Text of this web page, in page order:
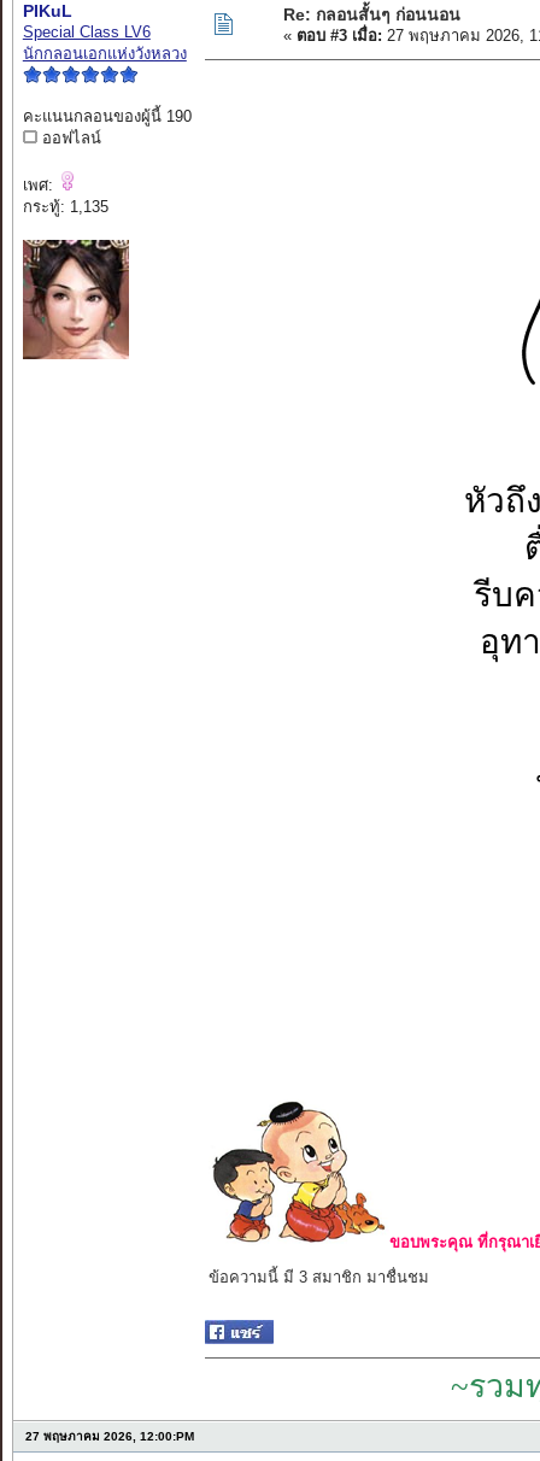
PIKuL
Special Class LV6
นักกลอนเอกแห่งวังหลวง
คะแนนกลอนของผู้นี้ 190
ออฟไลน์
เพศ:
กระทู้: 1,135
Re: กลอนสั้นๆ ก่อนนอน
« ตอบ #3 เมื่อ: 27 พฤษภาคม 2026,
หัวถึ
รีบ
อุท
ขอบพระคุณ ที่กรุณาเ
ข้อความนี้ มี 3 สมาชิก มาชื่นชม
~รวม
27 พฤษภาคม 2026, 12:00:PM